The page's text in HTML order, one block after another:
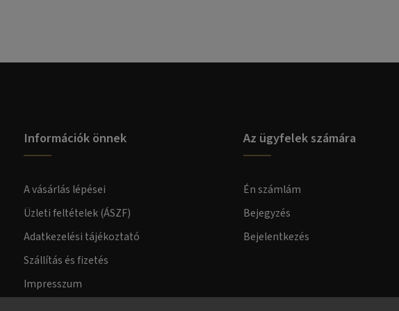
Információk önnek
A vásárlás lépései
Üzleti feltételek (ÁSZF)
Adatkezelési tájékoztató
Szállítás és fizetés
Impresszum
Az ügyfelek számára
Én számlám
Bejegyzés
Bejelentkezés